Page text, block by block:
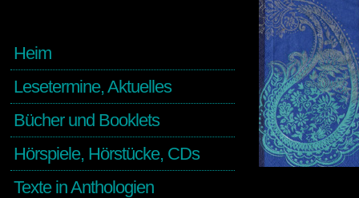
Heim
Lesetermine, Aktuelles
Bücher und Booklets
Hörspiele, Hörstücke, CDs
Texte in Anthologien